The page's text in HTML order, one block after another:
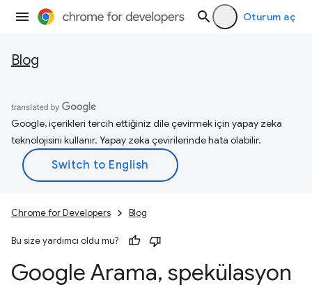
Oturum aç
Blog
Google, içerikleri tercih ettiğiniz dile çevirmek için yapay zeka
teknolojisini kullanır. Yapay zeka çevirilerinde hata olabilir.
Chrome for Developers Blog
Bu size yardımcı oldu mu?
Google Arama, spekülasyon